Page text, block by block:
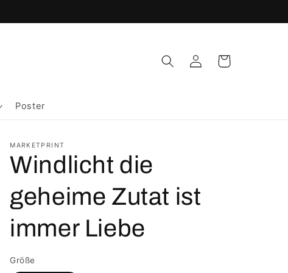
Poster
EinloggenWarenkorb
MARKETPRINT
Windlicht die
geheime Zutat ist
immer Liebe
Größe